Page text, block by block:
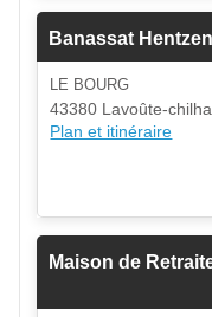
Banassat
LE BOURG
43380 Lavoûte-
Plan et itinéraire
Maison de